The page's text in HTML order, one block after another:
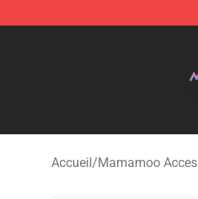
Mamamoo Store -
Accueil/Mamamoo